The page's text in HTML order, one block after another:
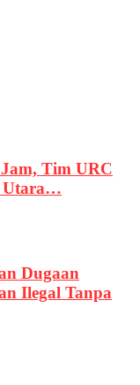
Tim URC
Utara…
Dugaan
Ilegal Tanpa